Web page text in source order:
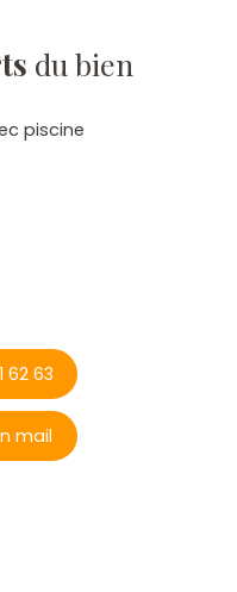
du bien
piscine
62 63
mail